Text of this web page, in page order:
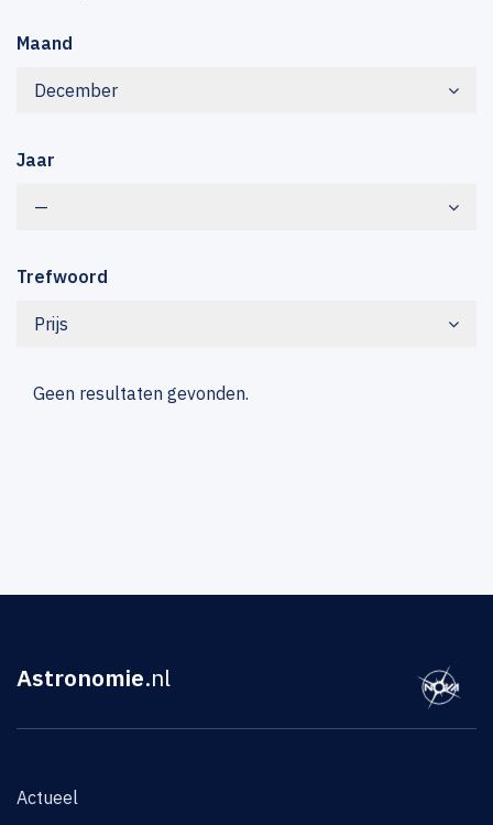
Maand
December
Jaar
—
Trefwoord
Prijs
Geen resultaten gevonden.
Astronomie.nl
Actueel